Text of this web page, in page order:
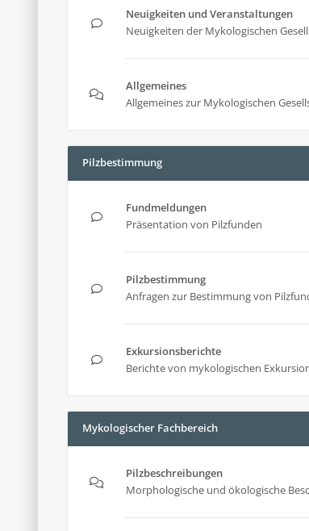
Neuigkeiten und Veranstaltungen
Neuigkeiten der Mykologischen
Allgemeines
Allgemeines zur Mykologischen
Pilzbestimmung
Fundmeldungen
Präsentation von Pilzfunden
Pilzbestimmung
Anfragen zur Bestimmung von
Exkursionsberichte
Berichte von mykologischen
Mykologischer Fachbereich
Pilzbeschreibungen
Morphologische und ökologische